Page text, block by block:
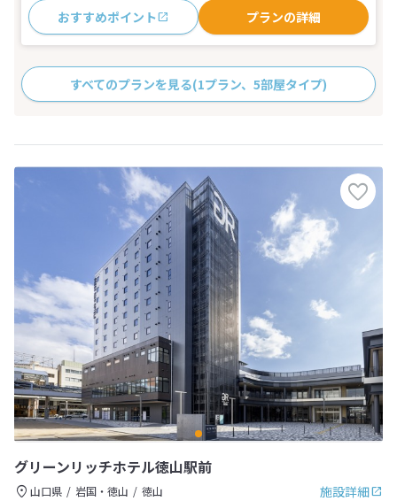
おすすめポイント プランの詳細
すべてのプランを見る(1プラン、5部屋タイプ)
グリーンリッチホテル徳山駅前
施設詳細
山口県 岩国・徳山
徳山